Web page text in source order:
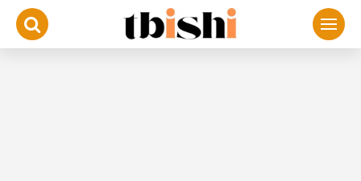
التجاوز
المحتوى